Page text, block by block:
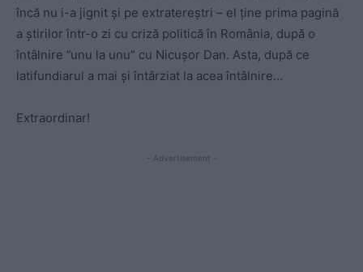
încă nu i-a jignit și pe extratereștri – el ține prima pagină
a știrilor într-o zi cu criză politică în România, după o
întâlnire ”unu la unu” cu Nicușor Dan. Asta, după ce
latifundiarul a mai și întârziat la acea întâlnire…
Extraordinar!
- Advertisement -